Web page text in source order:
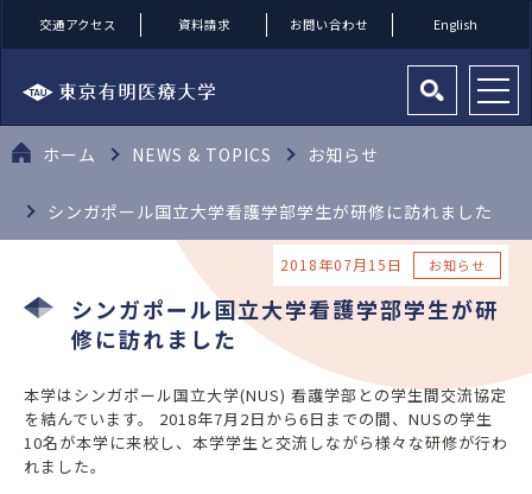
交通アクセス 資料請求 お問い合わせ English
ホーム NEWS & TOPICS お知らせ
シンガポール国立大学看護学部学生が研修に訪れました
シンガポール国立大学看護学部学生が研
修に訪れました
2018年07月15日 お知らせ
本学はシンガポール国立大学(NUS) 看護学部との学生間交流協定
を結んでいます。 2018年7月2日から6日までの間、NUSの学生
10名が本学に来校し、本学学生と交流しながら様々な研修が行わ
れました。